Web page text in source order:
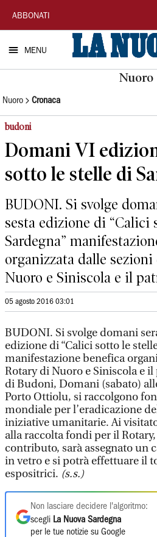
La
Nuova
Sardegna
ABBONATI
MENU
Nuoro
Nuoro Cronaca
budoni
Domani VI
sotto le stelle di
BUDONI. Si svolge
sesta edizione di “Calici
Sardegna”
organizzata dalle
Nuoro e Siniscola e il
05 agosto 2016 03:01
BUDONI. Si svolge domani
edizione di “Calici sotto le
manifestazione benefica
Rotary di Nuoro e Siniscola e
di Budoni, Domani (sabato)
Porto Ottiolu, si raccolgono
mondiale per l’eradicazione
iniziative umanitarie. Ai
alla raccolta fondi per il
contributo, sarà assegnato un
in vetro e si potrà effettuare il
espositrici. (s.s.)
Non lasciare decidere l'algoritmo:
scegli La Nuova Sardegna
per le tue notizie su Google